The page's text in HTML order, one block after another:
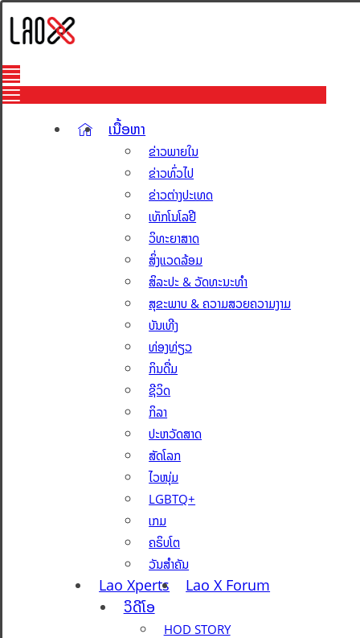
ເນື້ອຫາ
ຂ່າວພາຍໃນ
ຂ່າວທົ່ວໄປ
ຂ່າວຕ່າງປະເທດ
ເທັກໂນໂລຢີ
ວິທະຍາສາດ
ສິ່ງແວດລ້ອມ
ສິລະປະ & ວັດທະນະທຳ
ສຸຂະພາບ & ຄວາມສວຍຄວາມງາມ
ບັນເທີງ
ທ່ອງທ່ຽວ
ກິນດື່ມ
ຊີວິດ
ກິລາ
ປະຫວັດສາດ
ສັດໂລກ
ໄວໜຸ່ມ
LGBTQ+
ເກມ
ຄຣິບໂຕ
ວັນສຳຄັນ
Lao Xperts
Lao X Forum
ວິດີໂອ
HOD STORY